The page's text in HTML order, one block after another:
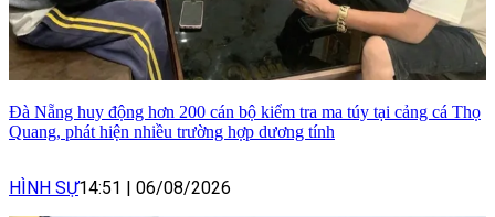
Đà Nẵng huy động hơn 200 cán bộ kiểm tra ma túy tại cảng cá Thọ
Quang, phát hiện nhiều trường hợp dương tính
HÌNH SỰ14:51 06/08/2026